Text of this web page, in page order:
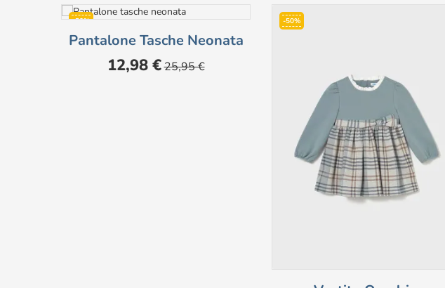
-50%
Pantalone Tasche Neonata
Prezzo
12,98 € Prezzo
base
25,95 €
-50%